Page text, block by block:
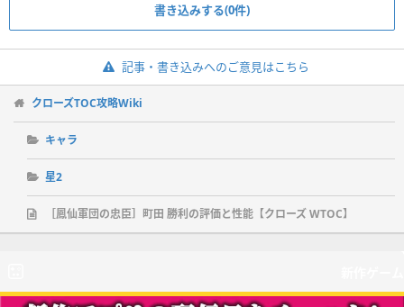
書き込みする(0件)
記事・書き込みへのご意見はこちら
クローズTOC攻略Wiki
キャラ
星2
［鳳仙軍団の忠臣］町田 勝利の評価と性能【クローズ WTOC】